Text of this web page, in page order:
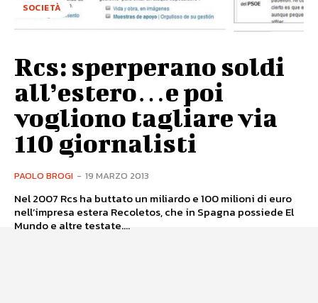
SOCIETÀ
Rcs: sperperano soldi
all’estero…e poi
vogliono tagliare via
110 giornalisti
PAOLO BROGI - 19 MARZO 2013
Nel 2007 Rcs ha buttato un miliardo e 100 milioni di euro
nell’impresa estera Recoletos, che in Spagna possiede El
Mundo e altre testate....